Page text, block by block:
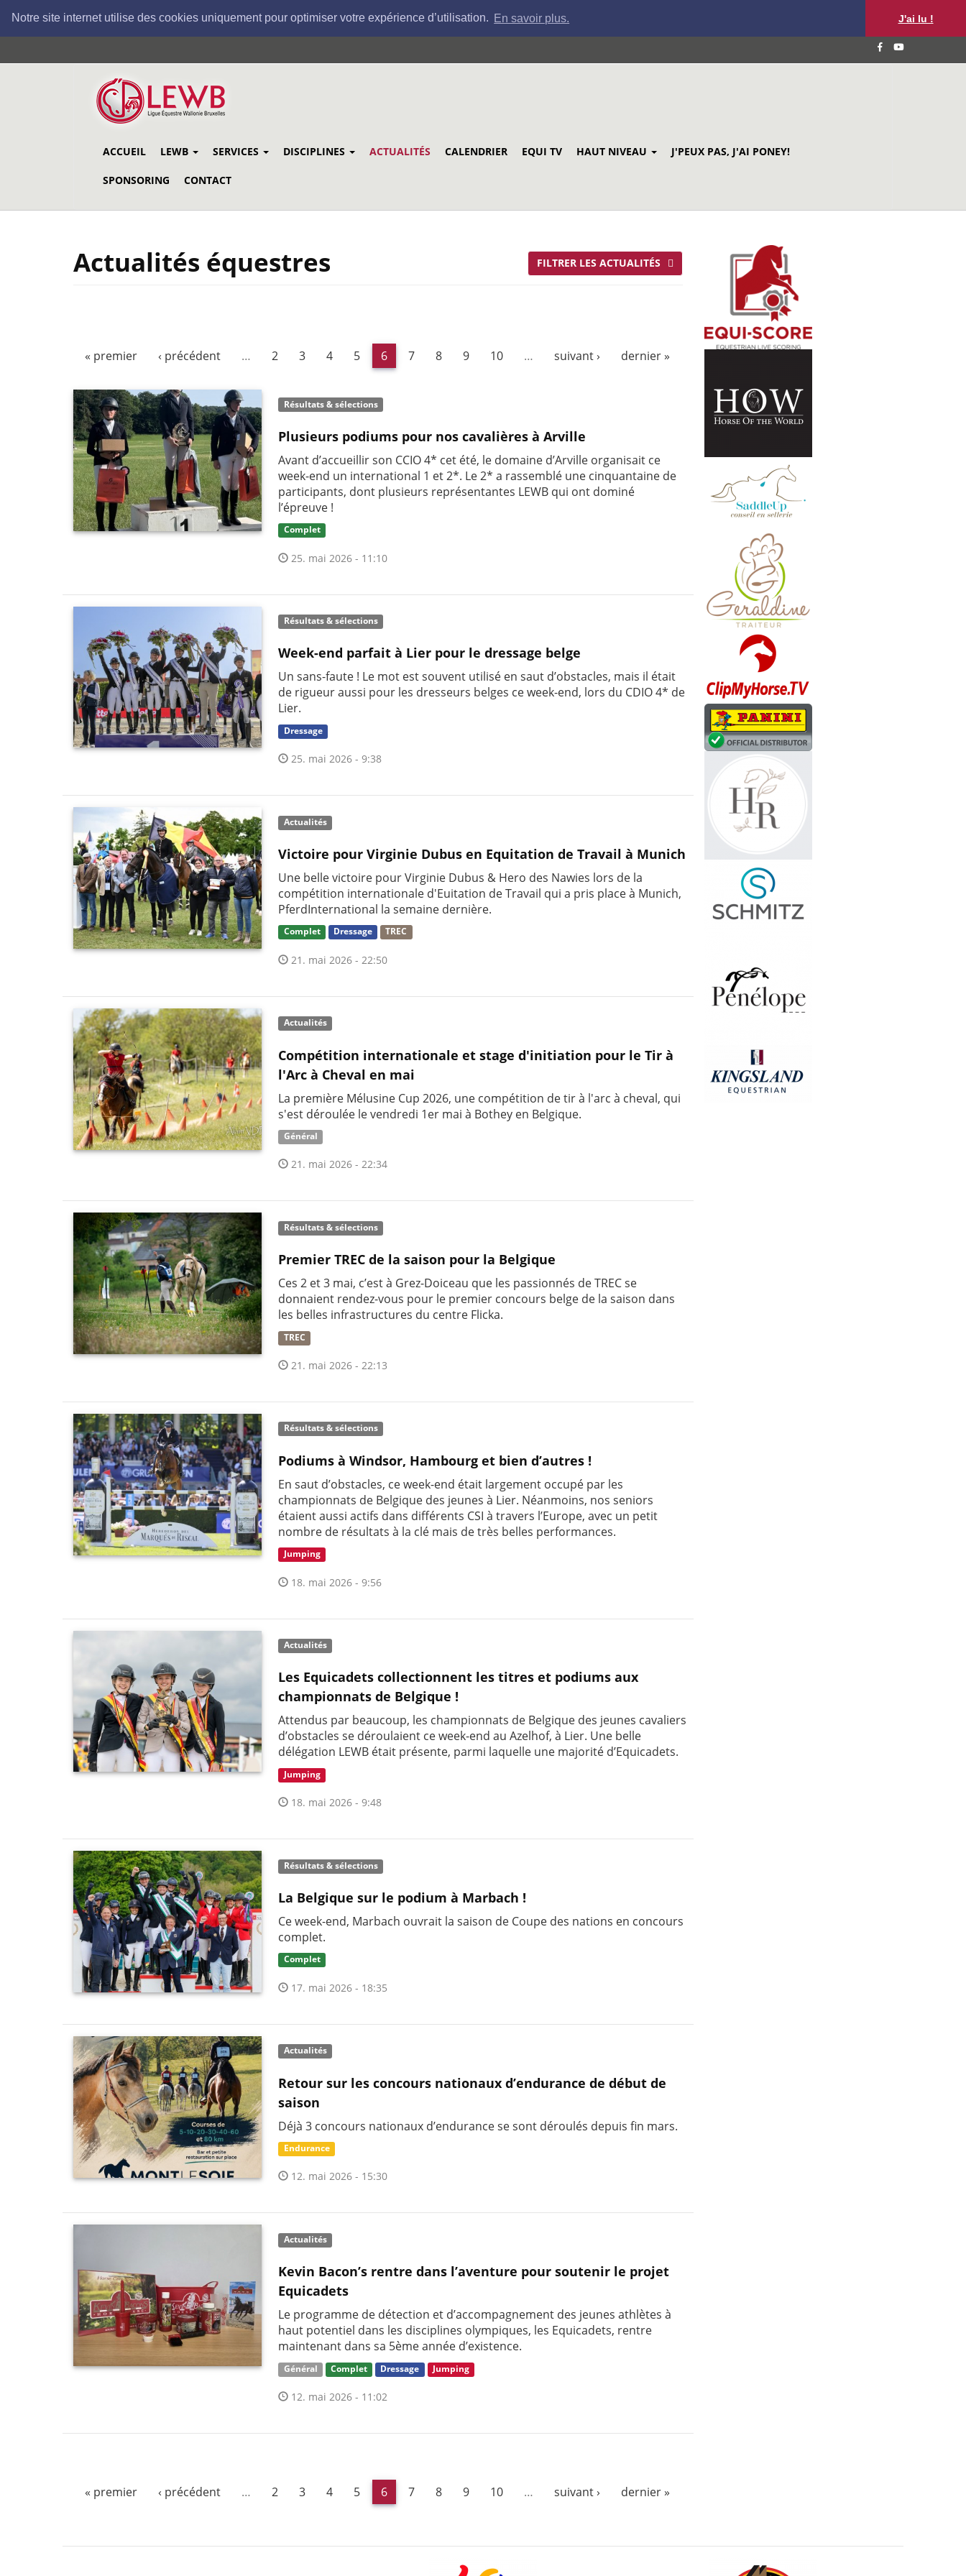
Notre site internet utilise des cookies uniquement pour optimiser votre expérience d’utilisation. En savoir plus. J'ai lu !
au
ACCUEIL LEWB SERVICES DISCIPLINES ACTUALITÉS CALENDRIER EQUI TV HAUT NIVEAU J'PEUX PAS, J'AI PONEY!
SPONSORING CONTACT
Actualités équestres FILTRER LES ACTUALITÉS
« premier ‹ précédent … 2 3 4 5 6 7 8 9 10 … suivant › dernier »
Résultats & sélections
Plusieurs podiums pour nos cavalières à Arville
Avant d’accueillir son CCIO 4* cet été, le domaine d’Arville organisait ce
week-end un international 1 et 2*. Le 2* a rassemblé une cinquantaine de
participants, dont plusieurs représentantes LEWB qui ont dominé
l’épreuve !
Complet
25. mai 2026 - 11:10
Résultats & sélections
Week-end parfait à Lier pour le dressage belge
Un sans-faute ! Le mot est souvent utilisé en saut d’obstacles, mais il était
de rigueur aussi pour les dresseurs belges ce week-end, lors du CDIO 4* de
Lier.
Dressage
25. mai 2026 - 9:38
Actualités
Victoire pour Virginie Dubus en Equitation de Travail à Munich
Une belle victoire pour Virginie Dubus & Hero des Nawies lors de la
compétition internationale d'Euitation de Travail qui a pris place à Munich,
PferdInternational la semaine dernière.
Complet Dressage TREC
21. mai 2026 - 22:50
Actualités
Compétition internationale et stage d'initiation pour le Tir à
l'Arc à Cheval en mai
La première Mélusine Cup 2026, une compétition de tir à l'arc à cheval, qui
s'est déroulée le vendredi 1er mai à Bothey en Belgique.
Général
21. mai 2026 - 22:34
Résultats & sélections
Premier TREC de la saison pour la Belgique
Ces 2 et 3 mai, c’est à Grez-Doiceau que les passionnés de TREC se
donnaient rendez-vous pour le premier concours belge de la saison dans
les belles infrastructures du centre Flicka.
TREC
21. mai 2026 - 22:13
Résultats & sélections
Podiums à Windsor, Hambourg et bien d’autres !
En saut d’obstacles, ce week-end était largement occupé par les
championnats de Belgique des jeunes à Lier. Néanmoins, nos seniors
étaient aussi actifs dans différents CSI à travers l’Europe, avec un petit
nombre de résultats à la clé mais de très belles performances.
Jumping
18. mai 2026 - 9:56
Actualités
Les Equicadets collectionnent les titres et podiums aux
championnats de Belgique !
Attendus par beaucoup, les championnats de Belgique des jeunes cavaliers
d’obstacles se déroulaient ce week-end au Azelhof, à Lier. Une belle
délégation LEWB était présente, parmi laquelle une majorité d’Equicadets.
Jumping
18. mai 2026 - 9:48
Résultats & sélections
La Belgique sur le podium à Marbach !
Ce week-end, Marbach ouvrait la saison de Coupe des nations en concours
complet.
Complet
17. mai 2026 - 18:35
Actualités
Retour sur les concours nationaux d’endurance de début de
saison
Déjà 3 concours nationaux d’endurance se sont déroulés depuis fin mars.
Endurance
12. mai 2026 - 15:30
Actualités
Kevin Bacon’s rentre dans l’aventure pour soutenir le projet
Equicadets
Le programme de détection et d’accompagnement des jeunes athlètes à
haut potentiel dans les disciplines olympiques, les Equicadets, rentre
maintenant dans sa 5ème année d’existence.
Général Complet Dressage Jumping
12. mai 2026 - 11:02
« premier ‹ précédent … 2 3 4 5 6 7 8 9 10 … suivant › dernier »